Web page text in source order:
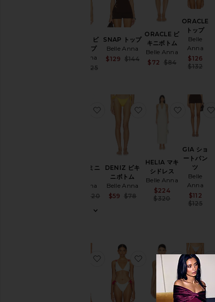
ORACLE ビ
キニトップ
Belle Anna
$125
SNAP トップ
Belle Anna
Sale price:
$129
Previous price:
$144
ORACLE ビ
キニボトム
Belle Anna
Sale price:
$72
Previous
$84
ORACLE
トップ
Belle
Anna
$126
$132
TWYLA ミニ
Belle Anna
Sale price:
$220
お気に入りTWYLA ミニドレス
DENIZ ビキ
ニボトム
Belle Anna
Sale price:
$59
Previous price:
$78
お気に入りDENIZ ビ
HELIA マキ
シドレス
Belle Anna
$224
Previous
$320
お気に
GIA ショ
ートパン
ツ
Belle
Anna
$112
$125
お気に入りAIME ビキニボトム
お気に入りEYELET
お気に
DENIZ